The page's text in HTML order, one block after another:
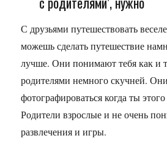
С друзьями путешествовать
можешь сделать путешествие
лучше. Они понимают тебя как и
родителями немного скучней.
фотографироваться когда ты
Родители взрослые и не очень
развлечения и игры.